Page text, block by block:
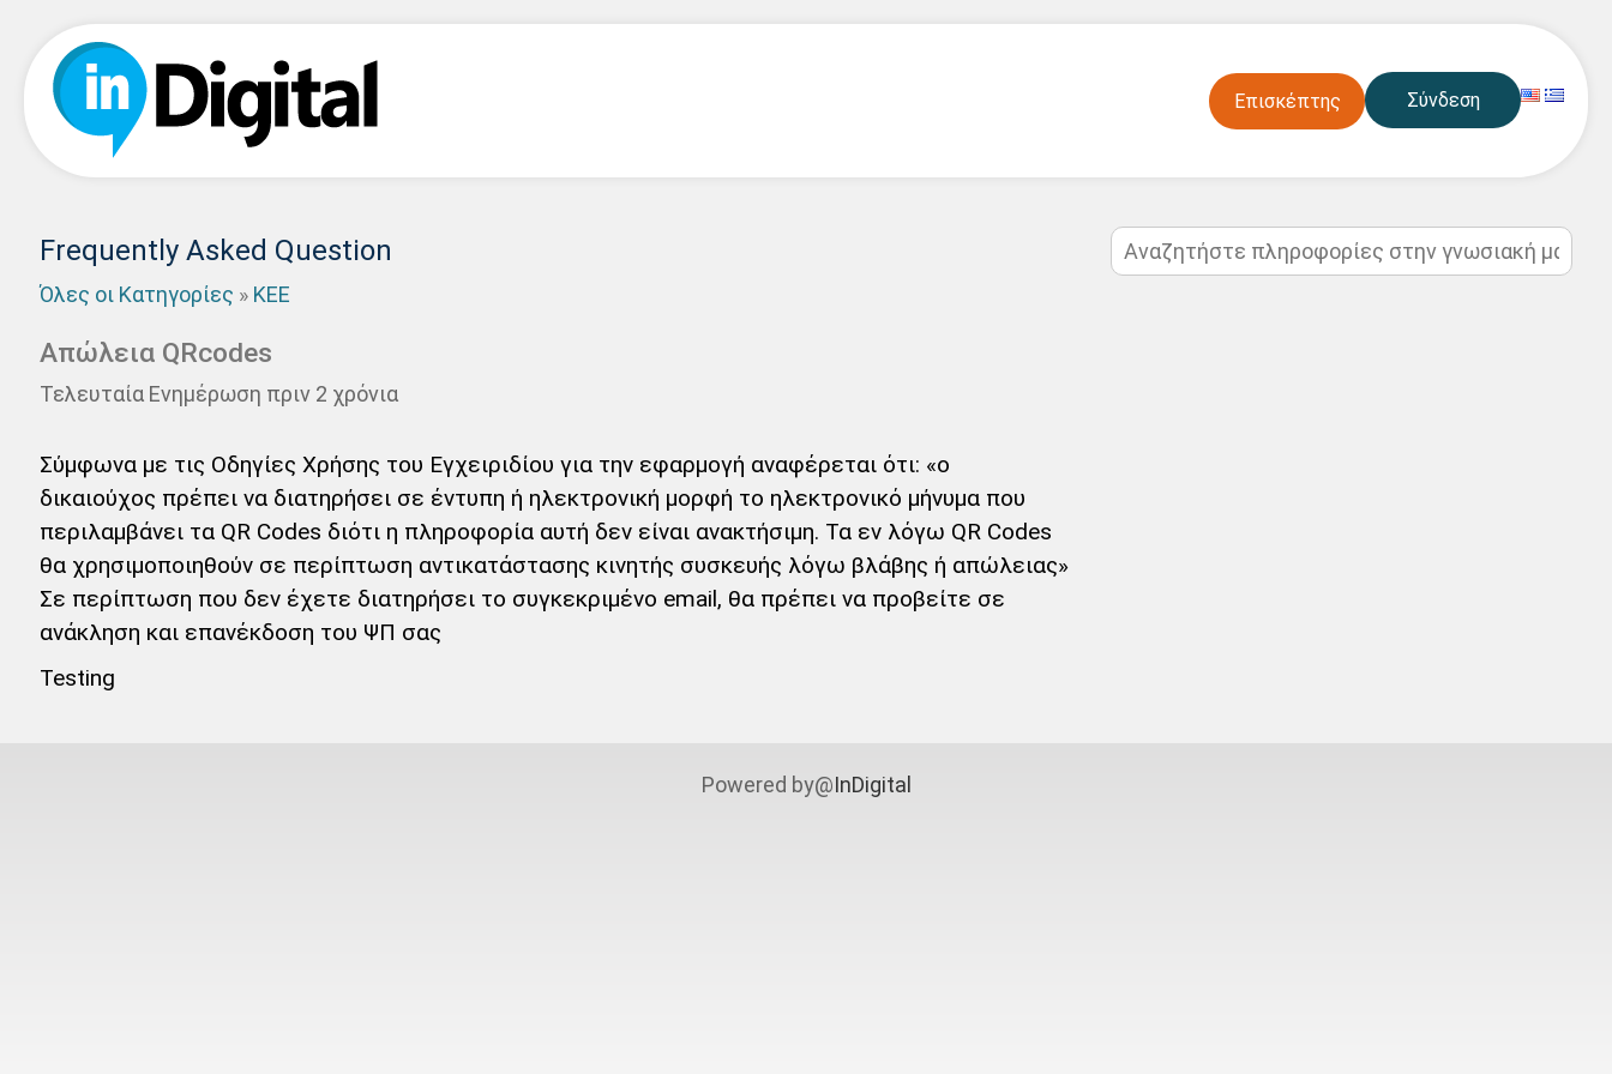
Επισκέπτης Σύνδεση
Frequently Asked Question
Όλες οι Κατηγορίες » ΚΕΕ
Απώλεια QRcodes
Τελευταία Ενημέρωση πριν 2 χρόνια
Σύμφωνα με τις Οδηγίες Χρήσης του Εγχειριδίου για την εφαρμογή αναφέρεται ότι: «ο
δικαιούχος πρέπει να διατηρήσει σε έντυπη ή ηλεκτρονική μορφή το ηλεκτρονικό μήνυμα που
περιλαμβάνει τα QR Codes διότι η πληροφορία αυτή δεν είναι ανακτήσιμη. Τα εν λόγω QR Codes
θα χρησιμοποιηθούν σε περίπτωση αντικατάστασης κινητής συσκευής λόγω βλάβης ή απώλειας»
Σε περίπτωση που δεν έχετε διατηρήσει το συγκεκριμένο email, θα πρέπει να προβείτε σε
ανάκληση και επανέκδοση του ΨΠ σας
Testing
Powered by@InDigital